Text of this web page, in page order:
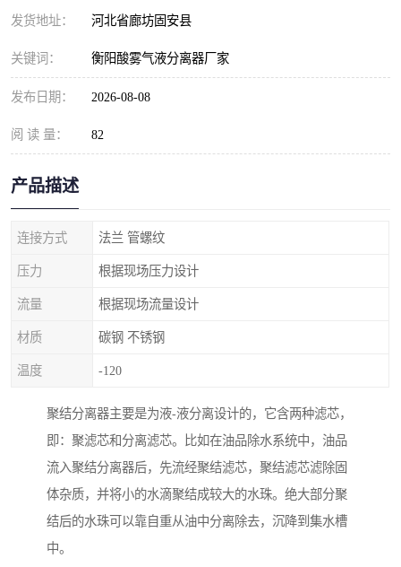
发货地址： 河北省廊坊固安县
关键词： 衡阳酸雾气液分离器厂家
发布日期： 2026-08-08
阅 读 量： 82
产品描述
连接方式 法兰 管螺纹
压力 根据现场压力设计
流量 根据现场流量设计
材质 碳钢 不锈钢
温度 -120
聚结分离器主要是为液-液分离设计的，它含两种滤芯，
即：聚滤芯和分离滤芯。比如在油品除水系统中，油品
流入聚结分离器后，先流经聚结滤芯，聚结滤芯滤除固
体杂质，并将小的水滴聚结成较大的水珠。绝大部分聚
结后的水珠可以靠自重从油中分离除去，沉降到集水槽
中。